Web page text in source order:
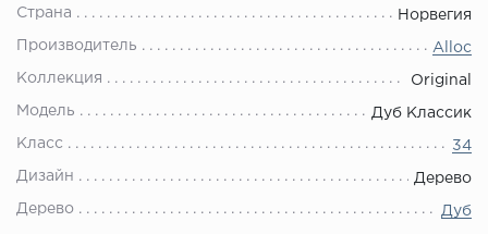
Страна Норвегия
Производитель Alloc
Коллекция Original
Модель Дуб Классик
Класс 34
Дизайн Дерево
Дерево Дуб